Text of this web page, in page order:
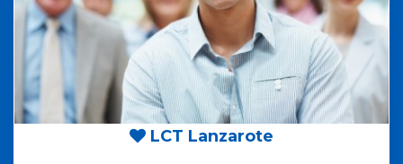
LCT Lanzarote